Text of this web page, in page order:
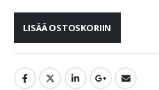
LISÄÄ OSTOSKORIIN